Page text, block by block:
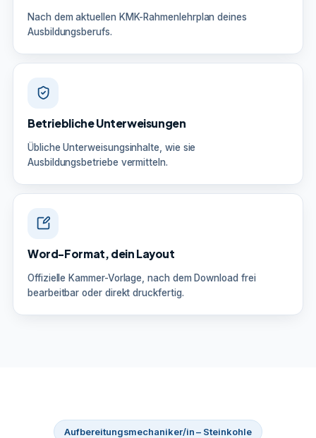
Nach dem aktuellen KMK-Rahmenlehrplan deines
Ausbildungsberufs.
Betriebliche Unterweisungen
Übliche Unterweisungsinhalte, wie sie
Ausbildungsbetriebe vermitteln.
Word-Format, dein Layout
Offizielle Kammer-Vorlage, nach dem Download frei
bearbeitbar oder direkt druckfertig.
Aufbereitungsmechaniker/in – Steinkohle